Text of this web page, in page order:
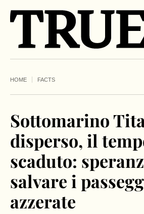
HOME FACTS
Sottomarino
disperso, il
scaduto:
salvare i
azzerate